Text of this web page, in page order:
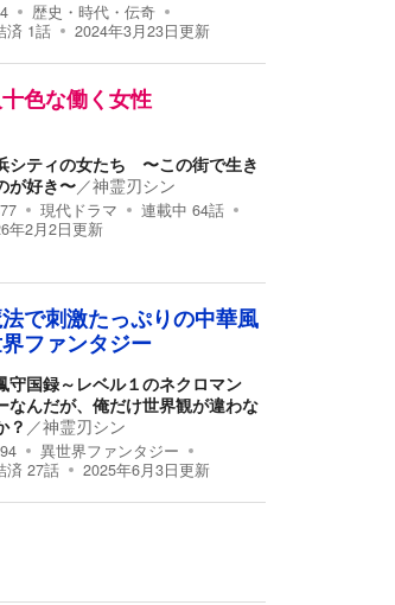
歴史・時代・伝奇
済 1話 2024年3月23日更新
色な働く女性
シティの女たち 〜この街で生き
が好き〜／神霊刃シン
現代ドラマ 連載中 64話
年2月2日更新
で刺激たっぷりの中華風
ファンタジー
守国録～レベル１のネクロマン
なんだが、俺だけ世界観が違わな
？ ／神霊刃シン
異世界ファンタジー
済 27話 2025年6月3日更新